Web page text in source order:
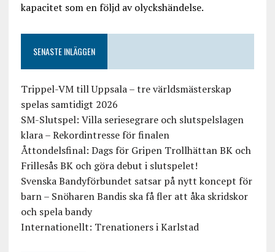
kapacitet som en följd av olyckshändelse.
SENASTE INLÄGGEN
Trippel-VM till Uppsala – tre världsmästerskap
spelas samtidigt 2026
SM-Slutspel: Villa seriesegrare och slutspelslagen
klara – Rekordintresse för finalen
Åttondelsfinal: Dags för Gripen Trollhättan BK och
Frillesås BK och göra debut i slutspelet!
Svenska Bandyförbundet satsar på nytt koncept för
barn – Snöharen Bandis ska få fler att åka skridskor
och spela bandy
Internationellt: Trenationers i Karlstad